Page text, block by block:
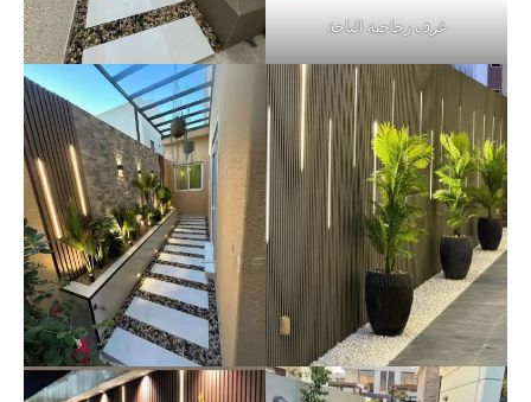
غرف زجاجية الباحة